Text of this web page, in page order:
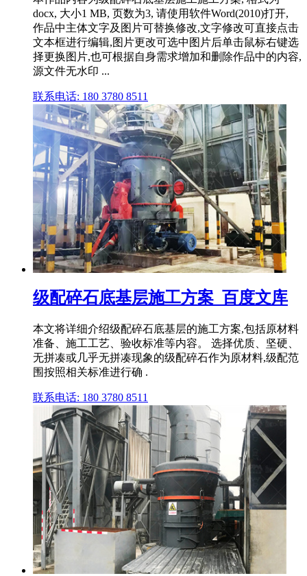
docx, 大小1 MB, 页数为3, 请使用软件Word(2010)打开,
作品中主体文字及图片可替换修改,文字修改可直接点击
文本框进行编辑,图片更改可选中图片后单击鼠标右键选
择更换图片,也可根据自身需求增加和删除作品中的内容,
源文件无水印 ...
联系电话: 180 3780 8511
级配碎石底基层施工方案_百度文库
本文将详细介绍级配碎石底基层的施工方案,包括原材料
准备、施工工艺、验收标准等内容。 选择优质、坚硬、
无拼凑或几乎无拼凑现象的级配碎石作为原材料,级配范
围按照相关标准进行确 .
联系电话: 180 3780 8511